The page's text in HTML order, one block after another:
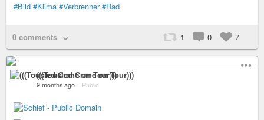
#Bild #Klima #Verbrenner #Rad
0 comments 1 0 7
(((Tousled Crane on Tour)))
9 months ago – Public